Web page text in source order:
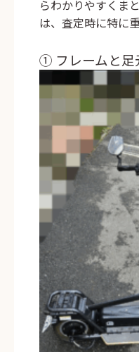
らわかりやすくま
は、査定時に特に
① フレームと足